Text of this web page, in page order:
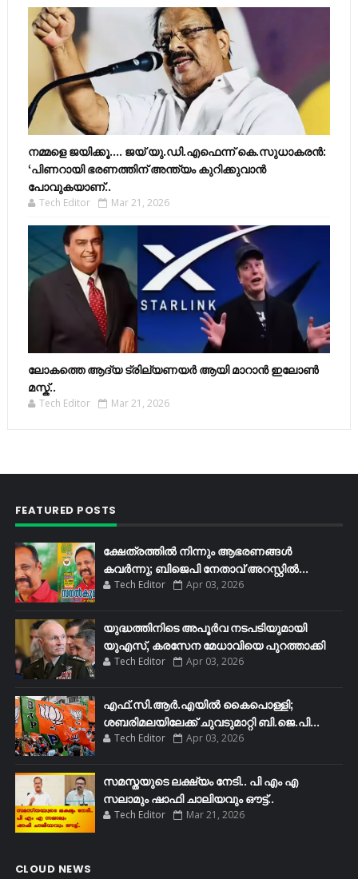
നമ്മളെ ജയിക്കൂ.... ജയ് യു.ഡി.എഫെന്ന് കെ.സുധാകരൻ:
‘പിണറായി ഭരണത്തിന് അന്ത്യം കുറിക്കുവാൻ
പോവുകയാണ്..
Tech Editor Mar 21, 2026
ലോകത്തെ ആദ്യ ട്രില്യണയർ ആയി മാറാൻ ഇലോൺ
മസ്ക്..
Tech Editor Mar 21, 2026
FEATURED POSTS
ക്ഷേത്രത്തിൽ നിന്നും ആഭരണങ്ങൾ
കവർന്നു; ബിജെപി നേതാവ് അറസ്റ്റിൽ...
Tech Editor Apr 03, 2026
യുദ്ധത്തിനിടെ അപൂർവ നടപടിയുമായി
യുഎസ്, കരസേന മേധാവിയെ പുറത്താക്കി
Tech Editor Apr 03, 2026
എഫ്​.സി.ആർ.എയിൽ കൈപൊള്ളി;
ശബരിമലയിലേക്ക്​ ചുവടുമാറ്റി ബി.ജെ.പി...
Tech Editor Apr 03, 2026
സമസ്തയുടെ ലക്ഷ്യം നേടി.. പി എം എ
സലാമും ഷാഫി ചാലിയവും ഔട്ട്..
Tech Editor Mar 21, 2026
CLOUD NEWS